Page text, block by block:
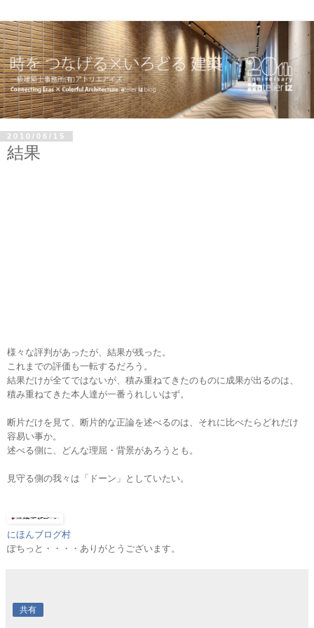
2010/06/15
結果
様々な評判があったが、結果が残った。
これまでの評価も一転するだろう。
結果だけが全てではないが、積み重ねてきたのものに成果が出るのは、
積み重ねてきた本人達が一番うれしいはず。
断片だけを見て、断片的な正論を述べるのは、それに比べたらどれだけ
容易い事か。
述べる側に、どんな理屈・背景があろうとも。
見守る側の我々は「ドーン」としていたい。
にほんブログ村
ぽちっと・・・・ありがとうございます。
共有